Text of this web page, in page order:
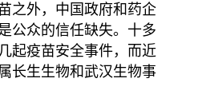
之外，中国政府和药企
公众的信任缺失。十多
起疫苗安全事件，而近
长生生物和武汉生物事